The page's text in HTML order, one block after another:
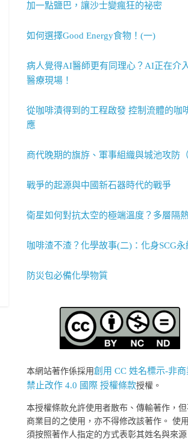
加一點鹽巴，讓沙士變瘋狂的祕密
如何選擇Good Energy食物！(一)
病人覺得AI醫師更有同理心？AI正在介
醫療現場！
從咖啡漬得到的工程啟發 控制流體的咖
應
商代晚期的旗斿、軍事組織與城池攻防（
戰爭的起源與中國新石器時代的戰爭
衛星如何對抗太空的極端溫度？多層隔
咖啡渣不渣？化學故事(二)：化身SCG永
防災包必備化學物質
本網站著作係採用創用 CC 姓名標示-非
禁止改作 4.0 國際 授權條款授權。
本授權條款允許使用者散布、傳輸著作，
商業目的之使用，亦不得修改該著作。 使
須按照著作人指定的方式表彰其姓名與來源